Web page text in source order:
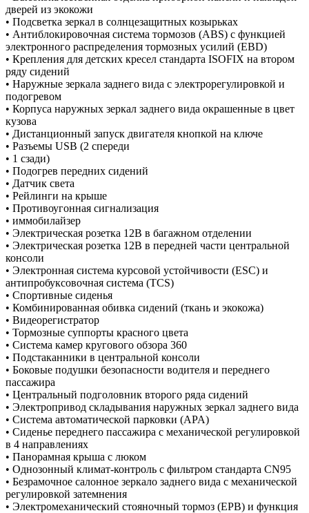
дверей из экокожи
• Подсветка зеркал в солнцезащитных козырьках
• Антиблокировочная система тормозов (ABS) с функцией
электронного распределения тормозных усилий (EBD)
• Крепления для детских кресел стандарта ISOFIX на втором
ряду сидений
• Наружные зеркала заднего вида с электрорегулировкой и
подогревом
• Корпуса наружных зеркал заднего вида окрашенные в цвет
кузова
• Дистанционный запуск двигателя кнопкой на ключе
• Разъемы USB (2 спереди
• 1 сзади)
• Подогрев передних сидений
• Датчик света
• Рейлинги на крыше
• Противоугонная сигнализация
• иммобилайзер
• Электрическая розетка 12В в багажном отделении
• Электрическая розетка 12В в передней части центральной
консоли
• Электронная система курсовой устойчивости (ESC) и
антипробуксовочная система (TCS)
• Спортивные сиденья
• Комбинированная обивка сидений (ткань и экокожа)
• Видеорегистратор
• Тормозные суппорты красного цвета
• Система камер кругового обзора 360
• Подстаканники в центральной консоли
• Боковые подушки безопасности водителя и переднего
пассажира
• Центральный подголовник второго ряда сидений
• Электропривод складывания наружных зеркал заднего вида
• Система автоматической парковки (APA)
• Сиденье переднего пассажира с механической регулировкой
в 4 направлениях
• Панорамная крыша с люком
• Однозонный климат-контроль с фильтром стандарта CN95
• Безрамочное салонное зеркало заднего вида с механической
регулировкой затемнения
• Электромеханический стояночный тормоз (EPB) и функция